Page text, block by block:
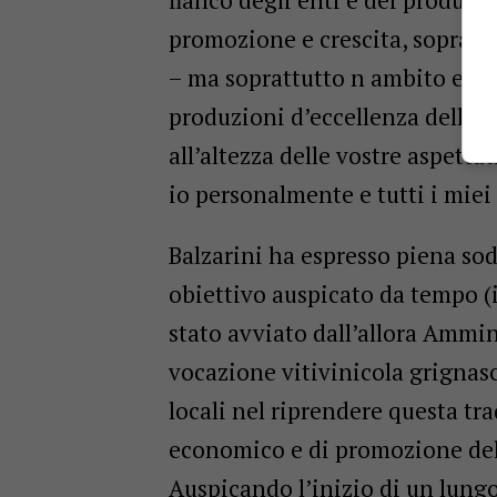
promozione e crescita,
– ma soprattutto n ambito
produzioni d’eccellenza
all’altezza delle vostre
io personalmente e tutti i
Balzarini ha espresso piena
obiettivo auspicato da tempo
stato avviato dall’allora
vocazione vitivinicola
locali nel riprendere questa
economico e di promozione
Auspicando l’inizio di un